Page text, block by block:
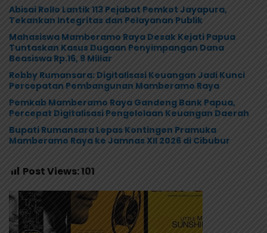
Abisai Rollo Lantik 113 Pejabat Pemkot Jayapura,
Tekankan Integritas dan Pelayanan Publik
Mahasiswa Mamberamo Raya Desak Kejati Papua
Tuntaskan Kasus Dugaan Penyimpangan Dana
Beasiswa Rp.16, 9 Miliar
Robby Rumansara: Digitalisasi Keuangan Jadi Kunci
Percepatan Pembangunan Mamberamo Raya
Pemkab Mamberamo Raya Gandeng Bank Papua,
Percepat Digitalisasi Pengelolaan Keuangan Daerah
Bupati Rumansara Lepas Kontingen Pramuka
Mamberamo Raya ke Jamnas XII 2026 di Cibubur
Post Views:101